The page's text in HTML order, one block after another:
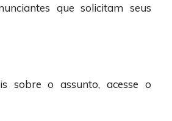
que solicitam seus
sobre o assunto, acesse o